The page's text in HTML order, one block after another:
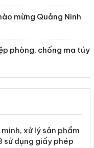
mừng Quảng Ninh
phòng, chống ma túy
xử lý sản phẩm
sử dụng giấy phép